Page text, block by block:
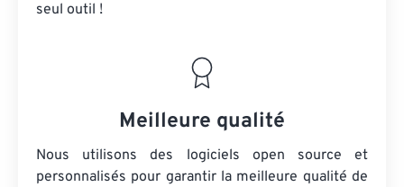
seul outil !
Meilleure qualité
Nous utilisons des logiciels open source et
personnalisés pour garantir la meilleure qualité de